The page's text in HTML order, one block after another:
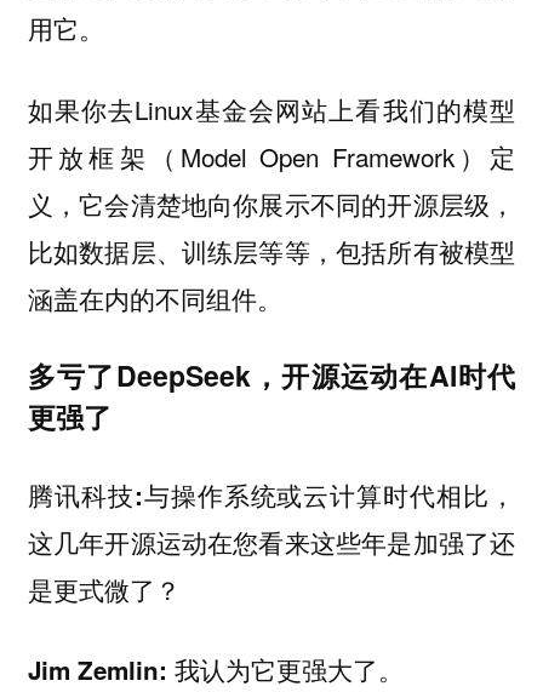
用它。
如果你去Linux基金会网站上看我们的模型
开放框架（Model Open Framework）定
义，它会清楚地向你展示不同的开源层级，
比如数据层、训练层等等，包括所有被模型
涵盖在内的不同组件。
多亏了DeepSeek，开源运动在AI时代
更强了
腾讯科技:与操作系统或云计算时代相比，
这几年开源运动在您看来这些年是加强了还
是更式微了？
Jim Zemlin: 我认为它更强大了。